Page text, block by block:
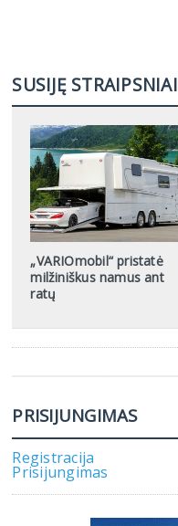
SUSIJĘ STRAIPSNIAI
„VARIOmobil“ pristatė
milžiniškus namus ant
ratų
PRISIJUNGIMAS
Registracija
Prisijungimas